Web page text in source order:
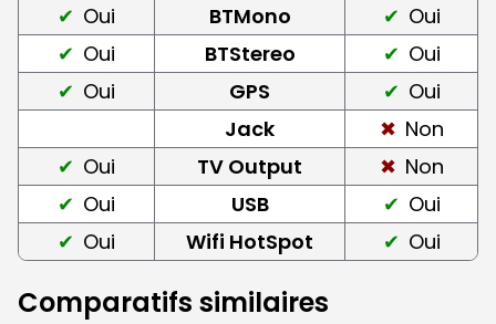
Oui
BTMono
Oui
Oui
BTStereo
Oui
Oui
GPS
Oui
Jack
Non
Oui
TV Output
Non
Oui
USB
Oui
Oui
Wifi HotSpot Oui
Comparatifs similaires